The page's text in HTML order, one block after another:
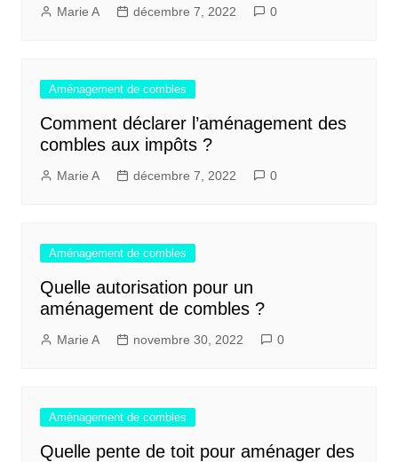
Marie A décembre 7, 2022 0
Aménagement de combles
Comment déclarer l’aménagement des
combles aux impôts ?
Marie A décembre 7, 2022 0
Aménagement de combles
Quelle autorisation pour un
aménagement de combles ?
Marie A novembre 30, 2022 0
Aménagement de combles
Quelle pente de toit pour aménager des